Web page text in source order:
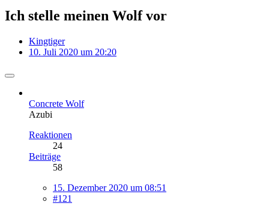
Ich stelle meinen Wolf vor
Kingtiger
10. Juli 2020 um 20:20
Concrete Wolf
Azubi
Reaktionen
24
Beiträge
58
15. Dezember 2020 um 08:51
#121